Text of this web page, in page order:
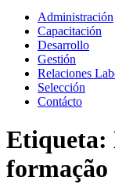
Menú
principal
Administración
Capacitación
Desarrollo
Gestión
Relaciones
Selección
Contácto
Etiqueta:
formação